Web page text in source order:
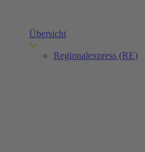
Übersicht
Regionalexpress (RE)